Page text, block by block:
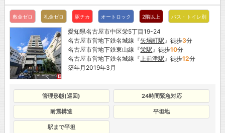
敷金ゼロ 礼金ゼロ 駅チカ オートロック 2階以上 バス・トイレ別
愛知県名古屋市中区栄5丁目19-24
名古屋市営地下鉄名城線『矢場町駅 』徒歩3分
名古屋市営地下鉄東山線『栄駅 』徒歩10分
名古屋市営地下鉄名城線『 上前津駅 』徒歩12分
築年月2019年3月
管理形態(巡回) 24時間緊急対応
耐震構造 平坦地
駅まで平坦